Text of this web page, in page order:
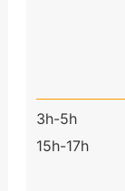
3h-5h
15h-17h